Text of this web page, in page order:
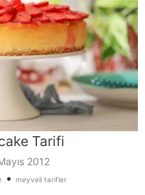
Tarifi
2012
• meyveli tarifler